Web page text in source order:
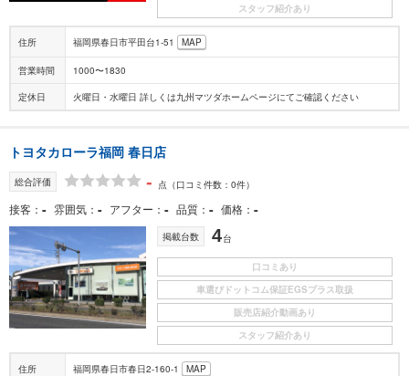
スタッフ紹介あり
住所 福岡県春日市平田台1-51 MAP
営業時間 1000〜1830
定休日 火曜日・水曜日 詳しくは九州マツダホームページにてご確認ください
トヨタカローラ福岡 春日店
総合評価 - 点 （口コミ件数：0件）
接客 - 雰囲気 - アフター - 品質 - 価格 -
掲載台数 4台
口コミあり
車選びドットコム保証EGSプラス取扱
販売店紹介動画あり
スタッフ紹介あり
住所 福岡県春日市春日2-160-1 MAP